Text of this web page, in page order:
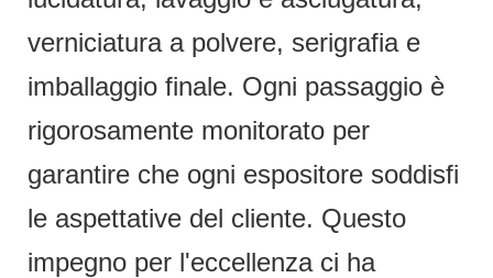
verniciatura a polvere, serigrafia e
imballaggio finale. Ogni passaggio è
rigorosamente monitorato per
garantire che ogni espositore soddisfi
le aspettative del cliente. Questo
impegno per l'eccellenza ci ha